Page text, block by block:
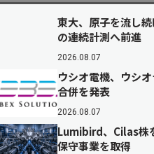
東大、原子を流し
の連続計測へ前進
2026.08.07
ウシオ電機、ウシ
合併を発表
2026.08.07
Lumibird、Cilas株
保守事業を取得